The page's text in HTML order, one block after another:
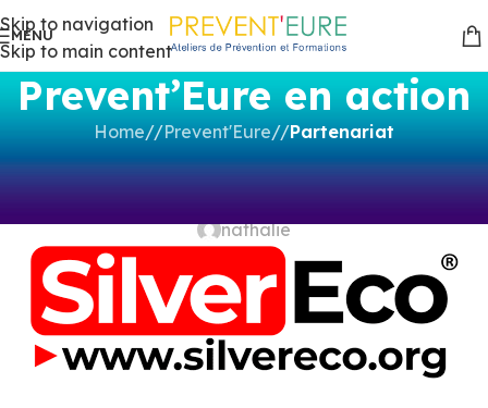
Skip to navigation
Skip to main content
MENU
Prevent’Eure en action
Home/ Prevent'Eure/ Partenariat
SILVER Eco
nathalie